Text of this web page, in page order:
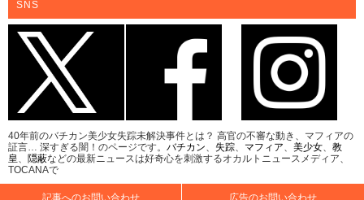
SNS
40年前のバチカン美少女失踪未解決事件とは？ 高官の不審な動き、マフィアの
証言… 深すぎる闇！のページです。 バチカン、 失踪、 マフィア、 美少女、 教
皇、 隠蔽などの最新ニュースは好奇心を刺激するオカルトニュースメディア、
TOCANAで